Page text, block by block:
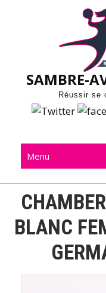
SAMBRE-
Réussir se
Menu
BLANC